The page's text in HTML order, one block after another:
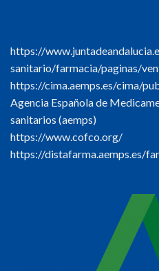
https://
sanitario/farmacia/paginas/
https://cima.aemps.es/cima/
Agencia Española de
sanitarios (aemps)
https://www.cofco.org/
https://distafarma.aemps.es/